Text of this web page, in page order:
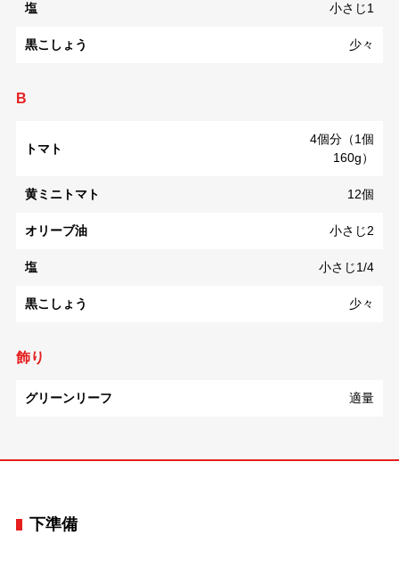
塩 小さじ1
黒こしょう 少々
B
トマト
4個分（1個
160g）
黄ミニトマト 12個
オリーブ油 小さじ2
塩 小さじ1/4
黒こしょう 少々
飾り
グリーンリーフ 適量
下準備